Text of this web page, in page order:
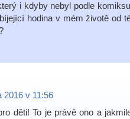
i kdyby nebyl podle
hodina v mém životě od
2016 v 11:56
děti! To je právě ono a